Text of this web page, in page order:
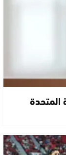
المتحدة